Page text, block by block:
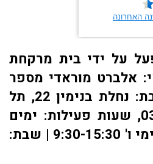
על ידי בית מרקחת
אלברט מוראדי מספר
רישיון: 3394, כתובת: ​נחלת בנימין 22, תל
אביב. 03-5609088, שעות פעילות: ימים
א-ה: 9:30-18:30 | ימי ו' 9:30-15:30 | שבת: